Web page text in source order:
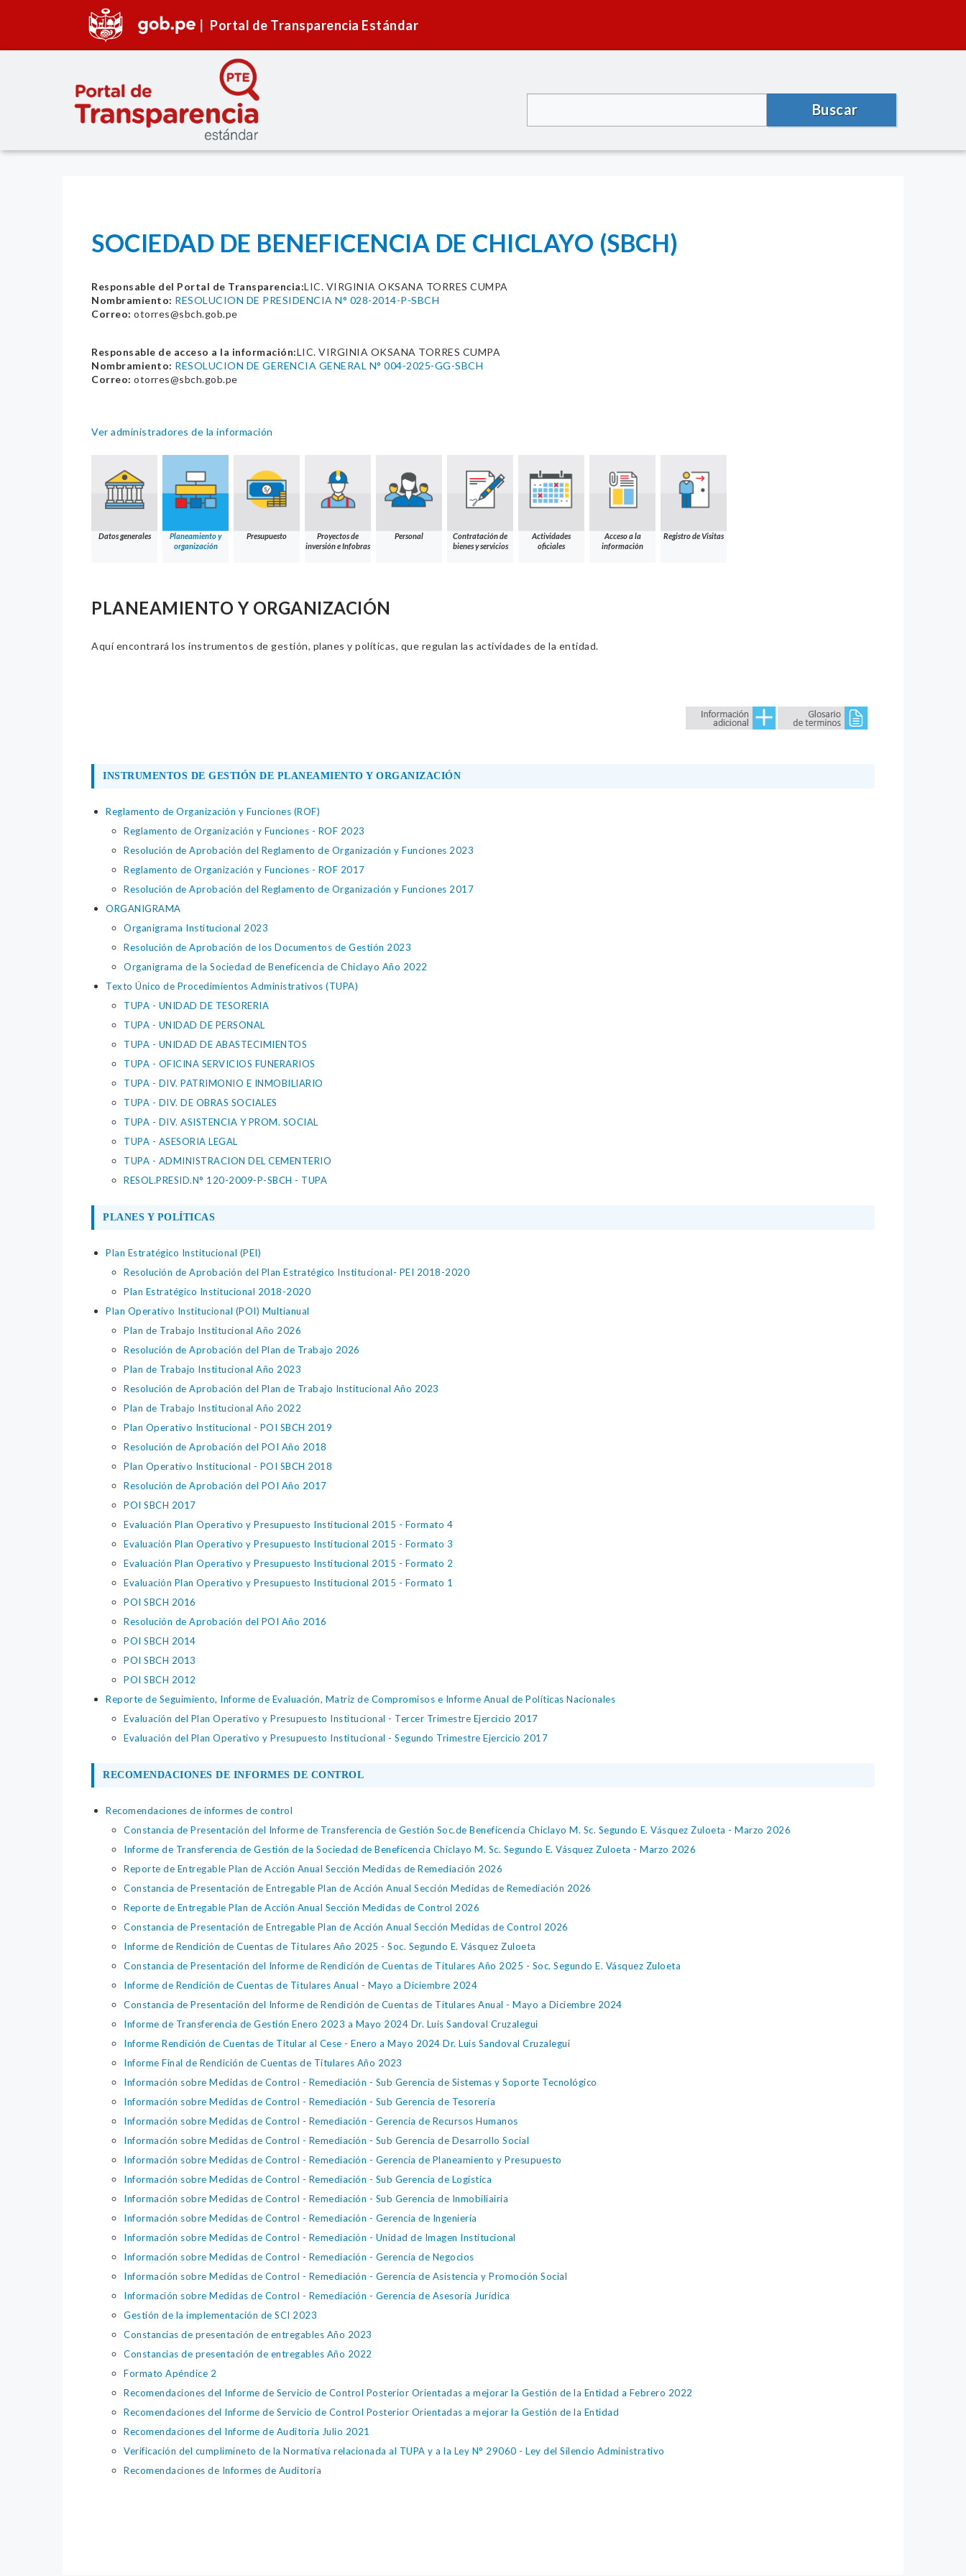
Portal de Transparencia Estándar
Buscar
SOCIEDAD DE BENEFICENCIA DE CHICLAYO (SBCH)
Responsable del Portal de Transparencia:LIC. VIRGINIA OKSANA TORRES CUMPA
Nombramiento: RESOLUCION DE PRESIDENCIA N° 028-2014-P-SBCH
Correo: otorres@sbch.gob.pe
Responsable de acceso a la información:LIC. VIRGINIA OKSANA TORRES CUMPA
Nombramiento: RESOLUCION DE GERENCIA GENERAL N° 004-2025-GG-SBCH
Correo: otorres@sbch.gob.pe
Ver administradores de la información
Datos generales
Planeamiento y
organización
Presupuesto
Proyectos de
inversión e Infobras
Personal
Contratación de
bienes y servicios
Actividades
oficiales
Acceso a la
información
Registro de Visitas
PLANEAMIENTO Y ORGANIZACIÓN
Aquí encontrará los instrumentos de gestión, planes y políticas, que regulan las actividades de la entidad.
INSTRUMENTOS DE GESTIÓN DE PLANEAMIENTO Y ORGANIZACIÓN
Reglamento de Organización y Funciones (ROF)
Reglamento de Organización y Funciones - ROF 2023
Resolución de Aprobación del Reglamento de Organización y Funciones 2023
Reglamento de Organización y Funciones - ROF 2017
Resolución de Aprobación del Reglamento de Organización y Funciones 2017
ORGANIGRAMA
Organigrama Institucional 2023
Resolución de Aprobación de los Documentos de Gestión 2023
Organigrama de la Sociedad de Beneficencia de Chiclayo Año 2022
Texto Único de Procedimientos Administrativos (TUPA)
TUPA - UNIDAD DE TESORERIA
TUPA - UNIDAD DE PERSONAL
TUPA - UNIDAD DE ABASTECIMIENTOS
TUPA - OFICINA SERVICIOS FUNERARIOS
TUPA - DIV. PATRIMONIO E INMOBILIARIO
TUPA - DIV. DE OBRAS SOCIALES
TUPA - DIV. ASISTENCIA Y PROM. SOCIAL
TUPA - ASESORIA LEGAL
TUPA - ADMINISTRACION DEL CEMENTERIO
RESOL.PRESID.N° 120-2009-P-SBCH - TUPA
PLANES Y POLÍTICAS
Plan Estratégico Institucional (PEI)
Resolución de Aprobación del Plan Estratégico Institucional- PEI 2018-2020
Plan Estratégico Institucional 2018-2020
Plan Operativo Institucional (POI) Multianual
Plan de Trabajo Institucional Año 2026
Resolución de Aprobación del Plan de Trabajo 2026
Plan de Trabajo Institucional Año 2023
Resolución de Aprobación del Plan de Trabajo Institucional Año 2023
Plan de Trabajo Institucional Año 2022
Plan Operativo Institucional - POI SBCH 2019
Resolución de Aprobación del POI Año 2018
Plan Operativo Institucional - POI SBCH 2018
Resolución de Aprobación del POI Año 2017
POI SBCH 2017
Evaluación Plan Operativo y Presupuesto Institucional 2015 - Formato 4
Evaluación Plan Operativo y Presupuesto Institucional 2015 - Formato 3
Evaluación Plan Operativo y Presupuesto Institucional 2015 - Formato 2
Evaluación Plan Operativo y Presupuesto Institucional 2015 - Formato 1
POI SBCH 2016
Resolución de Aprobación del POI Año 2016
POI SBCH 2014
POI SBCH 2013
POI SBCH 2012
Reporte de Seguimiento, Informe de Evaluación, Matriz de Compromisos e Informe Anual de Políticas Nacionales
Evaluación del Plan Operativo y Presupuesto Institucional - Tercer Trimestre Ejercicio 2017
Evaluación del Plan Operativo y Presupuesto Institucional - Segundo Trimestre Ejercicio 2017
RECOMENDACIONES DE INFORMES DE CONTROL
Recomendaciones de informes de control
Constancia de Presentación del Informe de Transferencia de Gestión Soc.de Beneficencia Chiclayo M. Sc. Segundo E. Vásquez Zuloeta - Marzo 2026
Informe de Transferencia de Gestión de la Sociedad de Beneficencia Chiclayo M. Sc. Segundo E. Vásquez Zuloeta - Marzo 2026
Reporte de Entregable Plan de Acción Anual Sección Medidas de Remediación 2026
Constancia de Presentación de Entregable Plan de Acción Anual Sección Medidas de Remediación 2026
Reporte de Entregable Plan de Acción Anual Sección Medidas de Control 2026
Constancia de Presentación de Entregable Plan de Acción Anual Sección Medidas de Control 2026
Informe de Rendición de Cuentas de Titulares Año 2025 - Soc. Segundo E. Vásquez Zuloeta
Constancia de Presentación del Informe de Rendición de Cuentas de Titulares Año 2025 - Soc. Segundo E. Vásquez Zuloeta
Informe de Rendición de Cuentas de Titulares Anual - Mayo a Diciembre 2024
Constancia de Presentación del Informe de Rendición de Cuentas de Titulares Anual - Mayo a Diciembre 2024
Informe de Transferencia de Gestión Enero 2023 a Mayo 2024 Dr. Luis Sandoval Cruzalegui
Informe Rendición de Cuentas de Titular al Cese - Enero a Mayo 2024 Dr. Luis Sandoval Cruzalegui
Informe Final de Rendición de Cuentas de Titulares Año 2023
Información sobre Medidas de Control - Remediación - Sub Gerencia de Sistemas y Soporte Tecnológico
Información sobre Medidas de Control - Remediación - Sub Gerencia de Tesorería
Información sobre Medidas de Control - Remediación - Gerencia de Recursos Humanos
Información sobre Medidas de Control - Remediación - Sub Gerencia de Desarrollo Social
Información sobre Medidas de Control - Remediación - Gerencia de Planeamiento y Presupuesto
Información sobre Medidas de Control - Remediación - Sub Gerencia de Logística
Información sobre Medidas de Control - Remediación - Sub Gerencia de Inmobiliairia
Información sobre Medidas de Control - Remediación - Gerencia de Ingeniería
Información sobre Medidas de Control - Remediación - Unidad de Imagen Institucional
Información sobre Medidas de Control - Remediación - Gerencia de Negocios
Información sobre Medidas de Control - Remediación - Gerencia de Asistencia y Promoción Social
Información sobre Medidas de Control - Remediación - Gerencia de Asesoría Jurídica
Gestión de la implementación de SCI 2023
Constancias de presentación de entregables Año 2023
Constancias de presentación de entregables Año 2022
Formato Apéndice 2
Recomendaciones del Informe de Servicio de Control Posterior Orientadas a mejorar la Gestión de la Entidad a Febrero 2022
Recomendaciones del Informe de Servicio de Control Posterior Orientadas a mejorar la Gestión de la Entidad
Recomendaciones del Informe de Auditoría Julio 2021
Verificación del cumplimineto de la Normativa relacionada al TUPA y a la Ley N° 29060 - Ley del Silencio Administrativo
Recomendaciones de Informes de Auditoría